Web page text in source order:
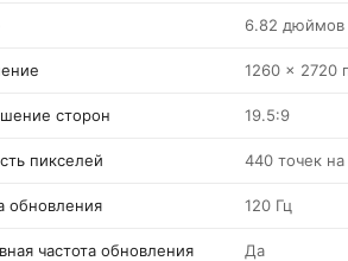
6.82 дюймов
1260 x 2720
сторон 19.5:9
пикселей 440 точек
обновления 120 Гц
частота обновления Да